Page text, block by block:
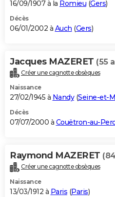
16/09/1907 à la Romieu (Gers)
Décès
06/01/2002 à Auch (Gers)
Jacques MAZERET (55
Créer une cagnotte obsèques
Naissance
27/02/1945 à Nandy(Seine-et-
Décès
07/07/2000 à Couëtron-au-
Raymond MAZERET
Créer une cagnotte obsèques
Naissance
13/03/1912 à Paris (Paris)